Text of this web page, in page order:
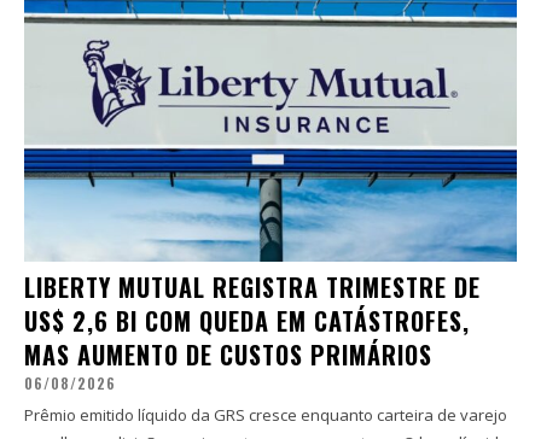
LIBERTY MUTUAL REGISTRA TRIMESTRE DE
US$ 2,6 BI COM QUEDA EM CATÁSTROFES,
MAS AUMENTO DE CUSTOS PRIMÁRIOS
06/08/2026
Prêmio emitido líquido da GRS cresce enquanto carteira de varejo